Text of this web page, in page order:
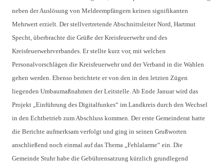
neben der Auslösung von Meldeempfängern keinen signifikanten
Mehrwert erzielt. Der stellvertretende Abschnittsleiter Nord, Hartmut
Specht, überbrachte die Grüße der Kreisfeuerwehr und des
Kreisfeuerwehrverbandes. Er stellte kurz vor, mit welchen
Personalvorschlägen die Kreisfeuerwehr und der Verband in die Wahlen
gehen werden. Ebenso berichtete er von den in den letzten Zügen
liegenden Umbaumaßnahmen der Leitstelle. Ab Ende Januar wird das
Projekt „Einführung des Digitalfunkes“ im Landkreis durch den Wechsel
in den Echtbetrieb zum Abschluss kommen. Der erste Gemeinderat hatte
die Berichte aufmerksam verfolgt und ging in seinen Grußworten
anschließend noch einmal auf das Thema „Fehlalarme“ ein. Die
Gemeinde Stuhr habe die Gebührensatzung kürzlich grundlegend